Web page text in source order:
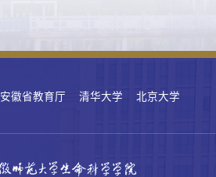
安徽省教育厅 清华大学
北京大学